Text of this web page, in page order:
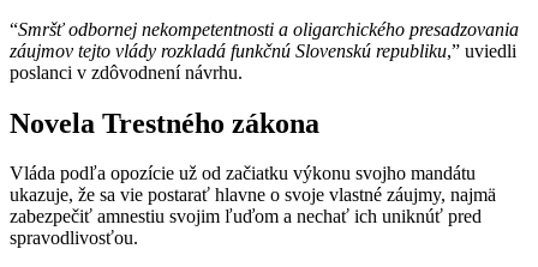
“Smršť odbornej nekompetentnosti a oligarchického presadzovania
záujmov tejto vlády rozkladá funkčnú Slovenskú republiku,” uviedli
poslanci v zdôvodnení návrhu.
Novela Trestného zákona
Vláda podľa opozície už od začiatku výkonu svojho mandátu
ukazuje, že sa vie postarať hlavne o svoje vlastné záujmy, najmä
zabezpečiť amnestiu svojim ľuďom a nechať ich uniknúť pred
spravodlivosťou.